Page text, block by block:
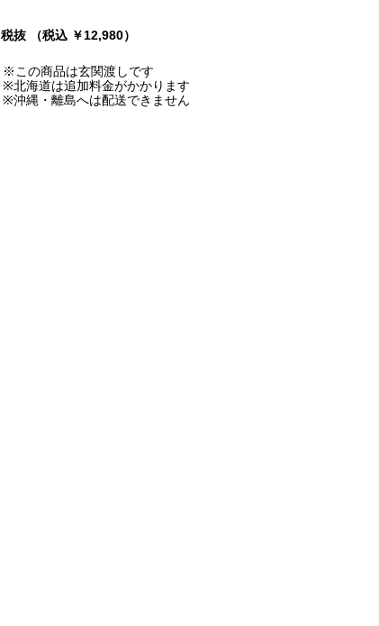
税抜 （税込 ￥12,980）
※この商品は玄関渡しです
※北海道は追加料金がかかります
※沖縄・離島へは配送できません